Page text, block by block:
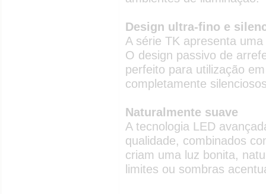
Design ultra-fino e
A série TK apresenta
O design passivo de
perfeito para utilização
completamente
Naturalmente suave
A tecnologia LED
qualidade, combinados
criam uma luz bonita,
limites ou sombras